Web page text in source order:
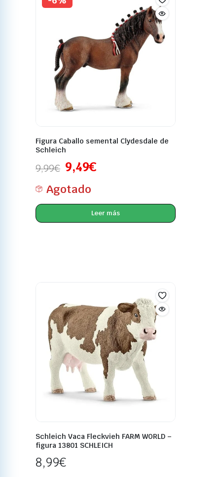
Figura Caballo semental Clydesdale de
Schleich
9,99€ 9,49€
Agotado
Leer más
Schleich Vaca Fleckvieh FARM WORLD –
figura 13801 SCHLEICH
8,99€